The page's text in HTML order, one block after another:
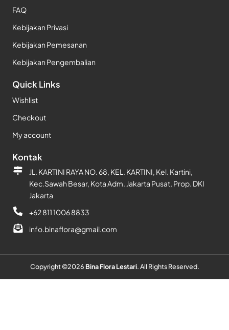
FAQ
Kebijakan Privasi
Kebijakan Pemesanan
Kebijakan Pengembalian
Quick Links
Wishlist
Checkout
My account
Kontak
JL. KARTINI RAYA NO. 68, KEL. KARTINI, Kel. Kartini,
Kec.Sawah Besar, Kota Adm. Jakarta Pusat, Prop. DKI
Jakarta
+62 811 1006 8833
info.binaflora@gmail.com
Copyright ©2026 Bina Flora Lestari. All Rights Reserved.